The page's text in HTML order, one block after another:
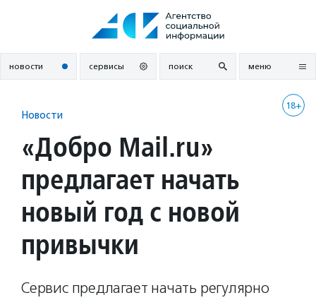
новости сервисы поиск меню
18+
Новости
«Добро Mail.ru»
предлагает начать
новый год с новой
привычки
Сервис предлагает начать регулярно